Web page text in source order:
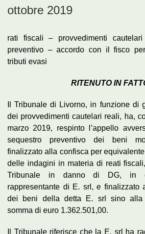
ottobre 2019
rati fiscali – provvedimenti
preventivo – accordo con il fisco
tributi evasi
RITENUTO IN
Il Tribunale di Livorno, in funzione di
dei provvedimenti cautelari reali, ha,
marzo 2019, respinto l’appello
sequestro preventivo dei beni
finalizzato alla confisca per
delle indagini in materia di reati
Tribunale in danno di DG, in
rappresentante di E. srl, e finalizzato
dei beni della detta E. srl sino alla
somma di euro 1.362.501,00.
Il Tribunale riferisce che la E. srl ha